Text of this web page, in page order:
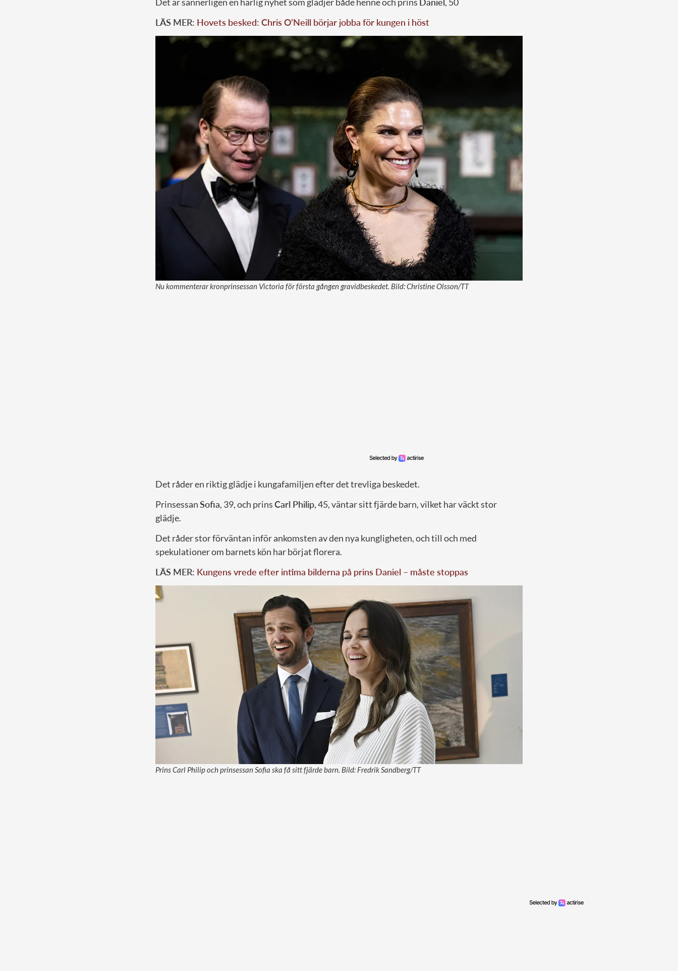
LÄS MER: Hovets besked: Chris O’Neill börjar jobba för kungen i höst
Nu kommenterar kronprinsessan Victoria för första gången gravidbeskedet. Bild: Christine Olsson/TT
Det råder en riktig glädje i kungafamiljen efter det trevliga beskedet.
PrinsessanSofia, 39, och prinsCarl Philip, 45, väntar sitt fjärde barn, vilket har väckt stor
glädje.
Det råder stor förväntan inför ankomsten av den nya kungligheten, och till och med
spekulationer om barnets kön har börjat florera.
LÄS MER: Kungens vrede efter intima bilderna på prins Daniel – måste stoppas
Prins Carl Philip och prinsessan Sofia ska få sitt fjärde barn. Bild: Fredrik Sandberg/TT